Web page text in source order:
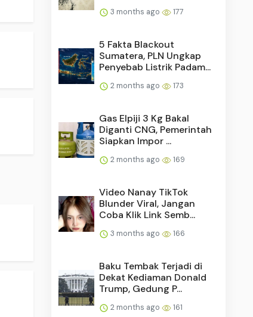
3 months ago 177
5 Fakta Blackout
Sumatera, PLN Ungkap
Penyebab Listrik Padam...
2 months ago 173
Gas Elpiji 3 Kg Bakal
Diganti CNG, Pemerintah
Siapkan Impor ...
2 months ago 169
Video Nanay TikTok
Blunder Viral, Jangan
Coba Klik Link Semb...
3 months ago 166
Baku Tembak Terjadi di
Dekat Kediaman Donald
Trump, Gedung P...
2 months ago 161